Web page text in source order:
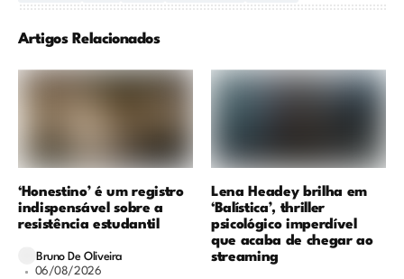
Artigos Relacionados
‘Honestino’ é um registro
indispensável sobre a
resistência estudantil
Bruno De Oliveira
06/08/2026
Lena Headey brilha em
‘Balística’, thriller
psicológico imperdível
que acaba de chegar ao
streaming